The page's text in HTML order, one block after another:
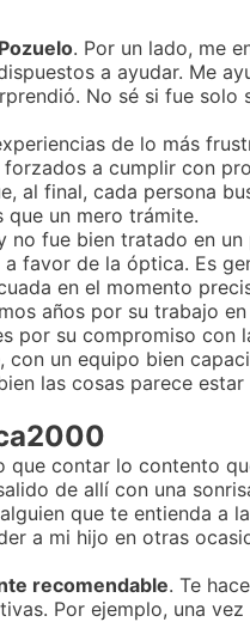
. Por un lado, me
a ayudar. Me
No sé si fue solo
de lo más
a cumplir con
al final, cada persona
que un mero trámite.
fue bien tratado en
favor de la óptica. Es
en el momento
años por su trabajo
por su compromiso con
con un equipo bien
las cosas parece estar
que contar lo contento
de allí con una
que te entienda a
a mi hijo en otras
recomendable. Te
Por ejemplo, una